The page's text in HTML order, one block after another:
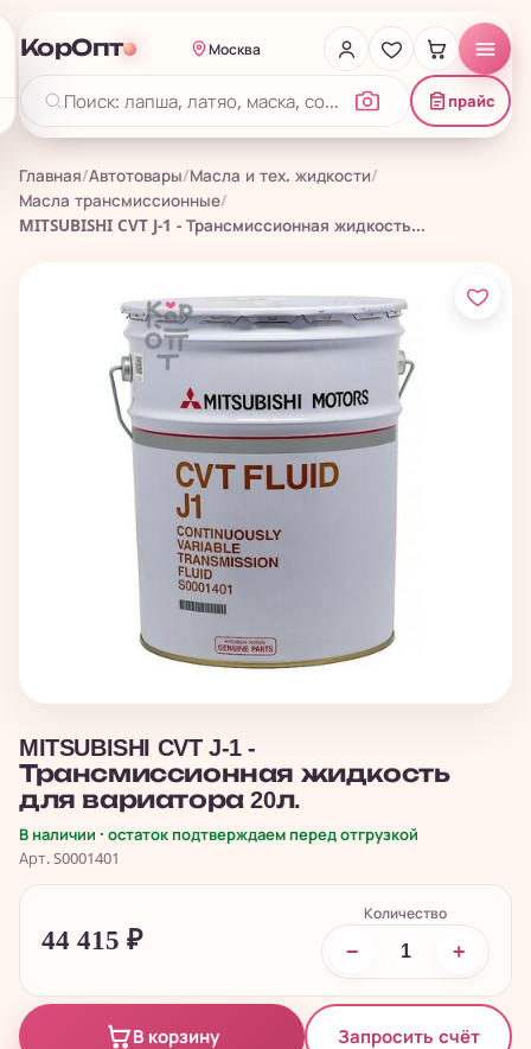
КорОпт Москва
прайс
Главная/Автотовары/Масла и тех. жидкости/
Масла трансмиссионные/
MITSUBISHI CVT J-1 - Трансмиссионная жидкость...
MITSUBISHI CVT J-1 -
Трансмиссионная жидкость
для вариатора 20л.
В наличии · остаток подтверждаем перед отгрузкой
Арт. S0001401
44 415 ₽
Количество
− +
В корзину Запросить счёт